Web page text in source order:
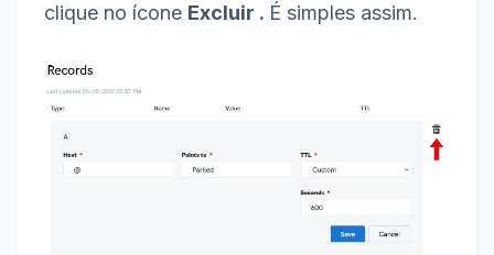
clique no ícone Excluir . É simples assim.